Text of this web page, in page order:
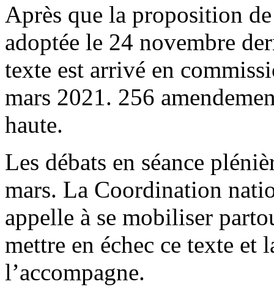
Après que la proposition
adoptée le 24 novembre
texte est arrivé en
mars 2021. 256
haute.
Les débats en séance
mars. La Coordination
appelle à se mobiliser
mettre en échec ce texte
l’accompagne.